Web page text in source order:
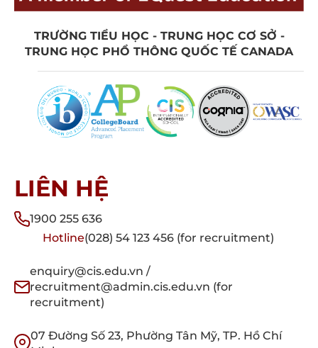
TRƯỜNG TIỂU HỌC - TRUNG HỌC CƠ SỞ -
TRUNG HỌC PHỔ THÔNG QUỐC TẾ CANADA
LIÊN HỆ
1900 255 636
Hotline(028) 54 123 456 (for recruitment)
enquiry@cis.edu.vn /
recruitment@admin.cis.edu.vn (for
recruitment)
07 Đường Số 23, Phường Tân Mỹ, TP. Hồ Chí